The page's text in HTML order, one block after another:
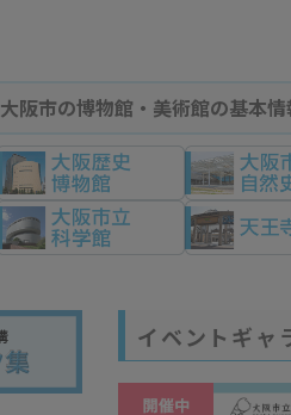
大阪市の博物館・美術館の基本
イベントギ